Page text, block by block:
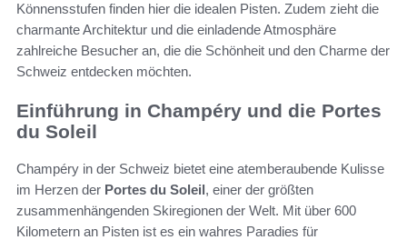
Könnensstufen finden hier die idealen Pisten. Zudem zieht die
charmante Architektur und die einladende Atmosphäre
zahlreiche Besucher an, die die Schönheit und den Charme der
Schweiz entdecken möchten.
Einführung in Champéry und die Portes
du Soleil
Champéry in der Schweiz bietet eine atemberaubende Kulisse
im Herzen der Portes du Soleil, einer der größten
zusammenhängenden Skiregionen der Welt. Mit über 600
Kilometern an Pisten ist es ein wahres Paradies für